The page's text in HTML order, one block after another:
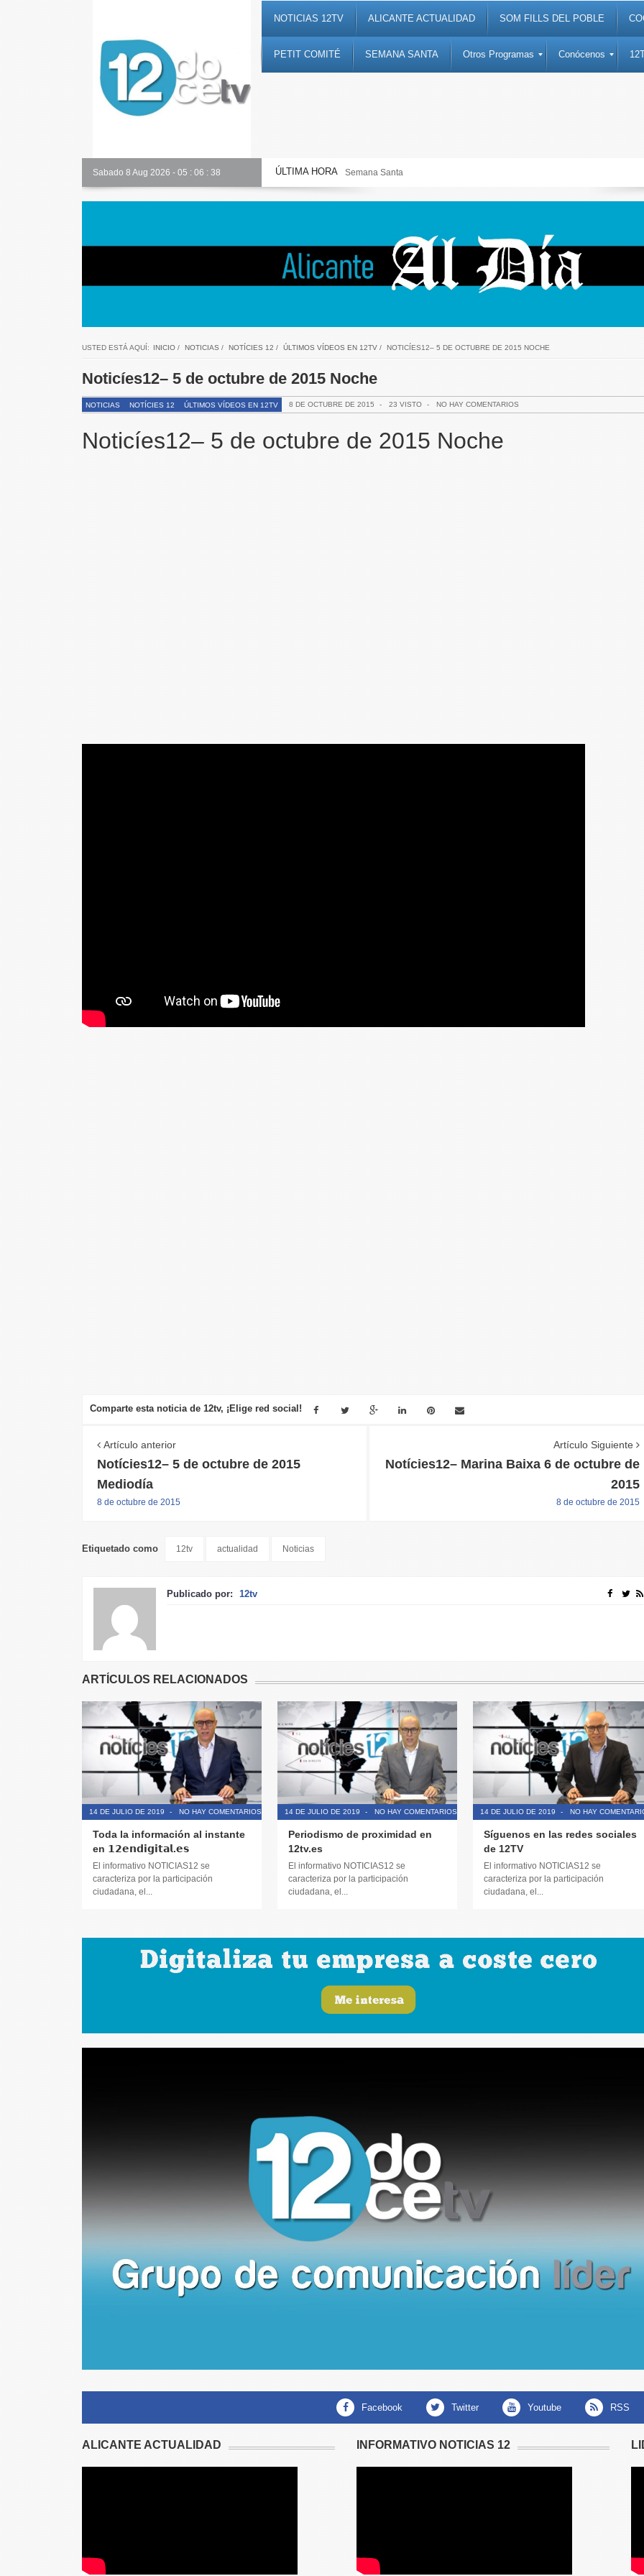
NOTICIAS 12TV ALICANTE ACTUALIDAD SOM FILLS DEL POBLE
PETIT COMITÉ SEMANA SANTA Otros Programas Conócenos
Sabado 8 Aug 2026 - 05 : 06 : 39 ÚLTIMA HORA Semana Santa
USTED ESTÁ AQUÍ: INICIO/ NOTICIAS / NOTÍCIES 12 / ÚLTIMOS VÍDEOS EN 12TV/ NOTICÍES12– 5 DE OCTUBRE DE 2015 NOCHE
Noticíes12– 5 de octubre de 2015 Noche
NOTICIAS NOTÍCIES 12 ÚLTIMOS VÍDEOS EN 12TV 8 DE OCTUBRE DE 2015 - 23 VISTO - NO HAY COMENTARIOS
Noticíes12– 5 de octubre de 2015 Noche
Comparte esta noticia de 12tv, ¡Elige red social!
Artículo anterior
Notícies12– 5 de octubre de 2015
Mediodía
8 de octubre de 2015
Artículo Siguiente
Notícies12– Marina Baixa 6 de octubre de
2015
8 de octubre de 2015
Etiquetado como 12tv actualidad Noticias
Publicado por: 12tv
ARTÍCULOS RELACIONADOS
14 DE JULIO DE 2019 - NO HAY COMENTARIOS
Toda la información al instante
en 𝟭𝟮𝗲𝗻𝗱𝗶𝗴𝗶𝘁𝗮𝗹.𝗲𝘀
El informativo NOTICIAS12 se
caracteriza por la participación
ciudadana, el...
14 DE JULIO DE 2019 - NO HAY COMENTARIOS
Periodismo de proximidad en
12tv.es
El informativo NOTICIAS12 se
caracteriza por la participación
ciudadana, el...
14 DE JULIO DE 2019 - NO HAY
Síguenos en las redes sociales
de 12TV
El informativo NOTICIAS12 se
caracteriza por la participación
ciudadana, el...
facebook twitter youtube RSS
ALICANTE ACTUALIDAD INFORMATIVO NOTICIAS 12